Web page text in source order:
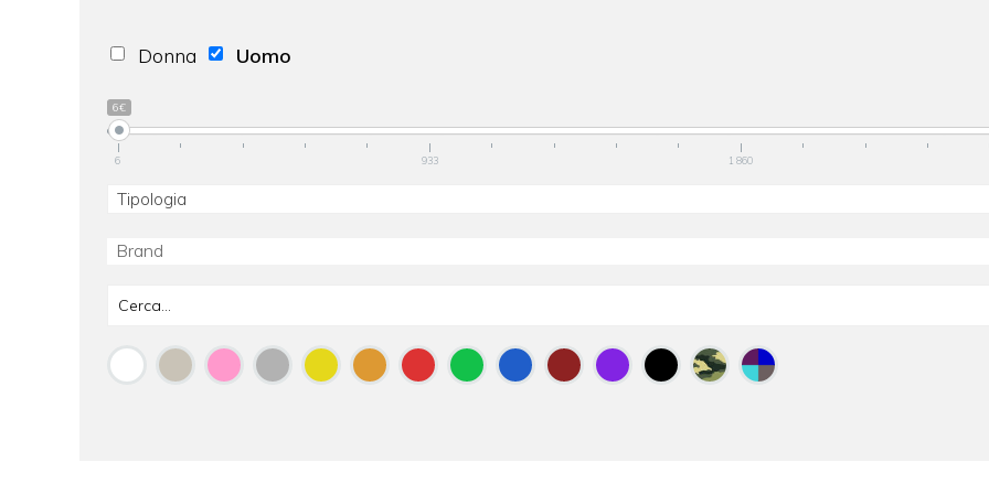
Donna Uomo
6€
6 933 1 860
Tipologia